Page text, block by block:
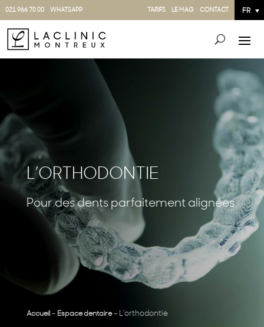
021 966 70 00 WHATSAPP TARIFS LE MAG CONTACT FR
L’ORTHODONTIE
Pour des dents parfaitement alignées
Accueil - Espace dentaire- L’orthodontie